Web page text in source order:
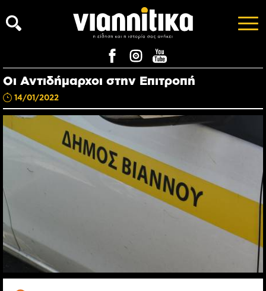
Οι Αντιδήμαρχοι στην Επιτροπή
14/01/2022